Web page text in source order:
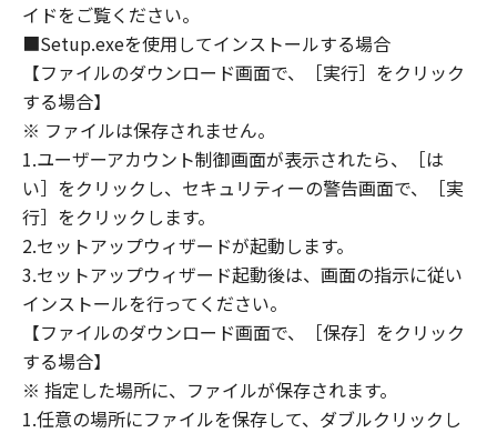
７．保証の否認・免責
(1) 「本ソフトウェア」は、『現状のまま』の
状態で使用許諾されます。キヤノン、キヤノン
のライセンサー、キヤノンの子会社、キヤノン
の関連会社、それらの販売代理店または販売店
のいずれも、「本ソフトウェア」に関して、商
品性および特定の目的への適合性の保証を含
め、いかなる保証も、明示たると黙示たるとを
問わず一切しないものとします。
(2) キヤノン、キヤノンのライセンサー、キヤノ
ンの子会社、キヤノンの関連会社、それらの販
売代理店または販売店のいずれも、「本ソフト
ウェア」の使用または使用不能から生ずるいか
なる損害（逸失利益およびその他の派生的また
は付随的な損害を含むがこれらに限定されない
イドをご覧ください。
■Setup.exeを使用してインストールする場合
【ファイルのダウンロード画面で、［実行］をクリック
する場合】
※ ファイルは保存されません。
1.ユーザーアカウント制御画面が表示されたら、［は
い］をクリックし、セキュリティーの警告画面で、［実
行］をクリックします。
2.セットアップウィザードが起動します。
3.セットアップウィザード起動後は、画面の指示に従い
インストールを行ってください。
【ファイルのダウンロード画面で、［保存］をクリック
する場合】
※ 指定した場所に、ファイルが保存されます。
1.任意の場所にファイルを保存して、ダブルクリックし